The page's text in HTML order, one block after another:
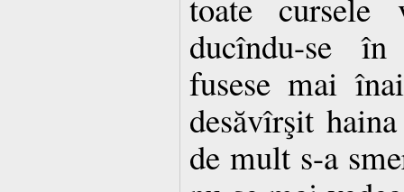
ducîndu-se
fusese mai
desăvîrşit
de mult s-a